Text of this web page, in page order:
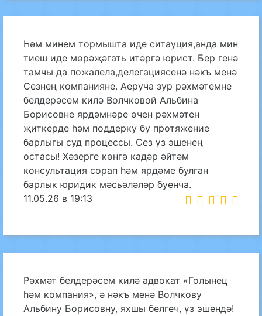
Һәм минем тормышта иде ситауция,анда мин
тиеш иде мөрәҗәгать итәргә юрист. Бер генә
тамчы да пожалела,делегациясенә нәкъ менә
Сезнең компанияне. Аеруча зур рәхмәтемне
белдерәсем килә Волчковой Альбина
Борисовне ярдәмнәре өчен рәхмәтен
җиткерде һәм поддерку бу протяжение
барлыгы суд процессы. Сез үз эшенең
остасы! Хәзерге көнгә кадәр әйтәм
консультация сорап һәм ярдәме булган
барлык юридик мәсьәләләр буенча.
11.05.26 в 19:13
Рәхмәт белдерәсем килә адвокат «Голынец
һәм компания», ә нәкъ менә Волчкову
Альбину Борисовну, яхшы белгеч, үз эшендә!